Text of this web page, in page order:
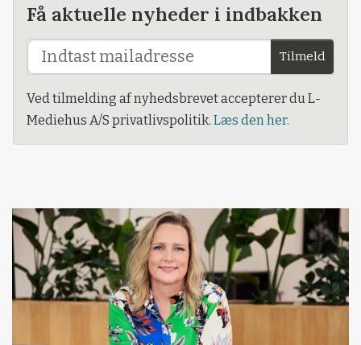
Få aktuelle nyheder i indbakken
Tilmeld
Ved tilmelding af nyhedsbrevet accepterer du L-
Mediehus A/S privatlivspolitik. Læs den her.